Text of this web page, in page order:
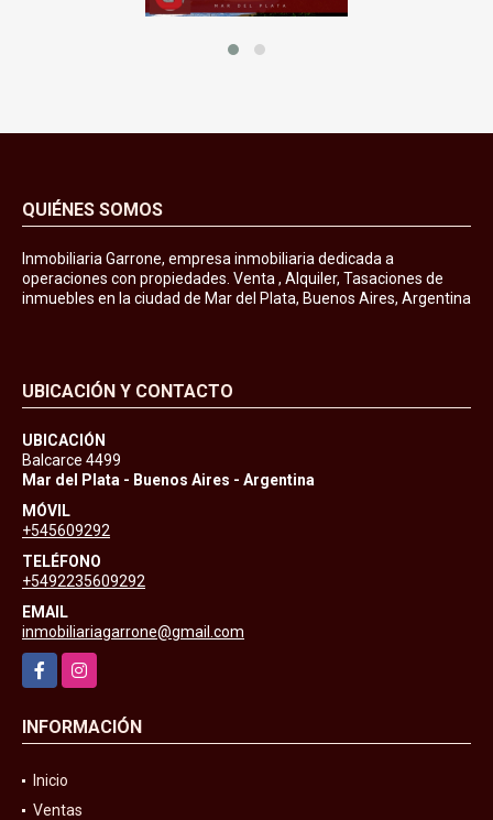
QUIÉNES SOMOS
Inmobiliaria Garrone, empresa inmobiliaria dedicada a
operaciones con propiedades. Venta , Alquiler, Tasaciones de
inmuebles en la ciudad de Mar del Plata, Buenos Aires, Argentina
UBICACIÓN Y CONTACTO
UBICACIÓN
Balcarce 4499
Mar del Plata - Buenos Aires - Argentina
MÓVIL
+545609292
TELÉFONO
+5492235609292
EMAIL
inmobiliariagarrone@gmail.com
FacebookInstagram
INFORMACIÓN
Inicio
Ventas